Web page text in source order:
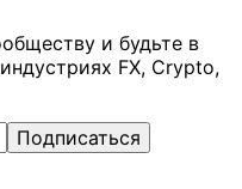
и будьте в
FX, Crypto,
Подписаться